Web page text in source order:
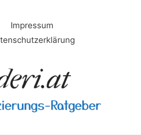
Impressum